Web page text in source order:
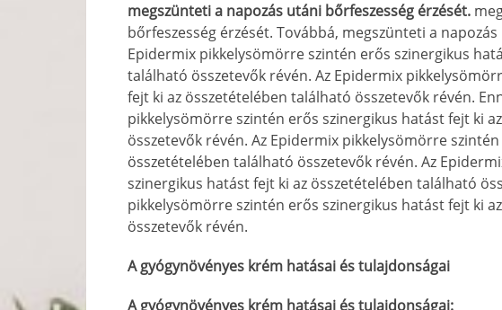
megszünteti a napozás utáni bőrfeszesség érzését.
bőrfeszesség érzését. Továbbá, megszünteti a
Epidermix pikkelysömörre szintén erős szinergikus
található összetevők révén. Az Epidermix
fejt ki az összetételében található összetevők révén.
pikkelysömörre szintén erős szinergikus hatást fejt ki
összetevők révén. Az Epidermix pikkelysömörre
összetételében található összetevők révén. Az
szinergikus hatást fejt ki az összetételében található
pikkelysömörre szintén erős szinergikus hatást fejt ki
összetevők révén.
A gyógynövényes krém hatásai és tulajdonságai
A gyógynövényes krém hatásai és tulajdonságai: